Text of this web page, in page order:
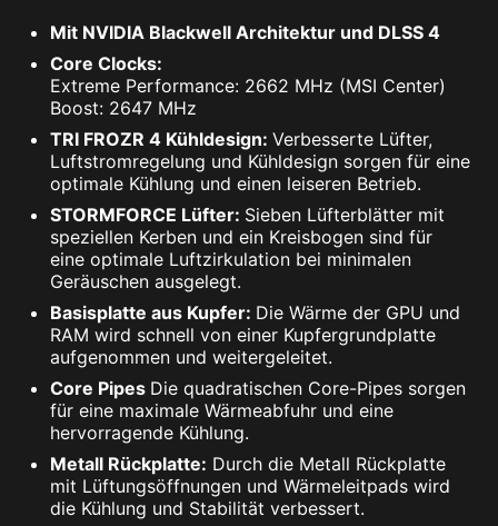
Mit NVIDIA Blackwell Architektur und DLSS 4
Core Clocks:
Extreme Performance: 2662 MHz (MSI Center)
Boost: 2647 MHz
TRI FROZR 4 Kühldesign: Verbesserte Lüfter,
Luftstromregelung und Kühldesign sorgen für eine
optimale Kühlung und einen leiseren Betrieb.
STORMFORCE Lüfter: Sieben Lüfterblätter mit
speziellen Kerben und ein Kreisbogen sind für
eine optimale Luftzirkulation bei minimalen
Geräuschen ausgelegt.
Basisplatte aus Kupfer: Die Wärme der GPU und
RAM wird schnell von einer Kupfergrundplatte
aufgenommen und weitergeleitet.
Core Pipes Die quadratischen Core-Pipes sorgen
für eine maximale Wärmeabfuhr und eine
hervorragende Kühlung.
Metall Rückplatte: Durch die Metall Rückplatte
mit Lüftungsöffnungen und Wärmeleitpads wird
die Kühlung und Stabilität verbessert.